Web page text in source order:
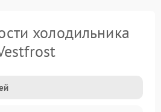
холодильника